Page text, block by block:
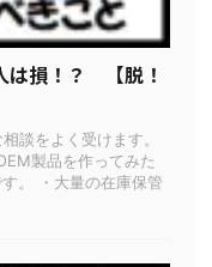
は損！？ 【脱！
談をよく受けます。
製品を作ってみた
。 ・大量の在庫保管